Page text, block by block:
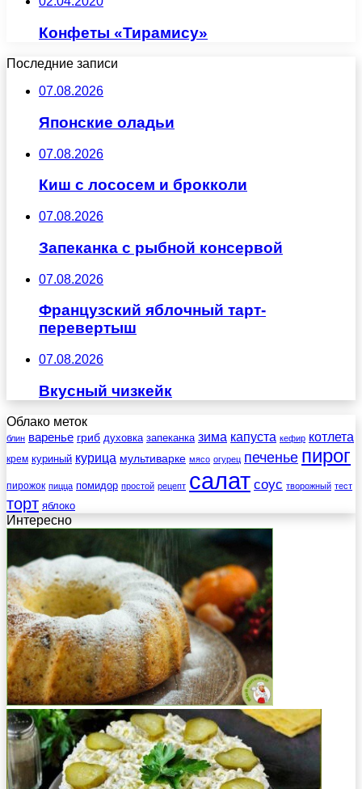
Конфеты «Тирамису»
Последние записи
07.08.2026
Японские оладьи
07.08.2026
Киш с лососем и брокколи
07.08.2026
Запеканка с рыбной консервой
07.08.2026
Французский яблочный тарт-
перевертыш
07.08.2026
Вкусный чизкейк
Облако меток
блин варенье гриб духовка запеканка зима капуста кефир котлета
крем куриный курица мультиварке мясо огурец печенье пирог
пирожок пицца помидор простой рецепт салат соус творожный тест
торт яблоко
Интересно